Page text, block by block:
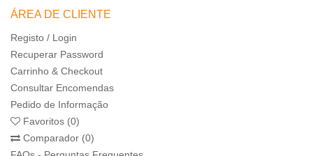
ÁREA DE CLIENTE
Registo / Login
Recuperar Password
Carrinho & Checkout
Consultar Encomendas
Pedido de Informação
Favoritos (0)
Comparador (0)